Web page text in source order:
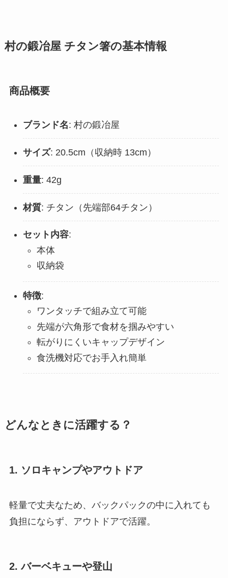
村の鍛冶屋 チタン箸の基本情報
商品概要
ブランド名: 村の鍛冶屋
サイズ: 20.5cm（収納時 13cm）
重量: 42g
材質: チタン（先端部64チタン）
セット内容:
本体
収納袋
特徴:
ワンタッチで組み立て可能
先端が六角形で食材を掴みやすい
転がりにくいキャップデザイン
食洗機対応でお手入れ簡単
どんなときに活躍する？
1. ソロキャンプやアウトドア
軽量で丈夫なため、バックパックの中に入れても
負担にならず、アウトドアで活躍。
2. バーベキューや登山